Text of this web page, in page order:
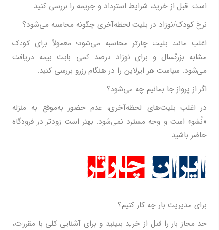
است. قبل از خرید، شرایط استرداد و جریمه را بررسی کنید.
نرخ کودک/نوزاد در بلیت لحظه‌آخری چگونه محاسبه می‌شود؟
اغلب مانند بلیت چارتر محاسبه می‌شود؛ معمولاً برای کودک
مشابه بزرگسال و برای نوزاد درصد کمی بابت بیمه دریافت
می‌شود. سیاست هر ایرلاین را در هنگام رزرو بررسی کنید.
اگر از پرواز جا بمانیم چه می‌شود؟
در اغلب بلیت‌های لحظه‌آخری، عدم حضور به‌موقع به منزله
«نُشو» است و وجه مسترد نمی‌شود. بهتر است زودتر در فرودگاه
حاضر باشید.
برای مدیریت بار چه کار کنیم؟
حد مجاز بار را قبل از خرید ببینید و برای آشنایی کلی با مقررات،